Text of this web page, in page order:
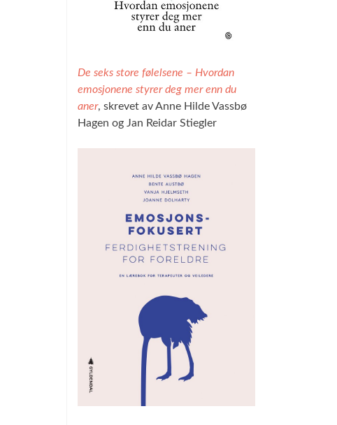
De seks store følelsene – Hvordan
emosjonene styrer deg mer enn du
aner, skrevet av Anne Hilde Vassbø
Hagen og Jan Reidar Stiegler